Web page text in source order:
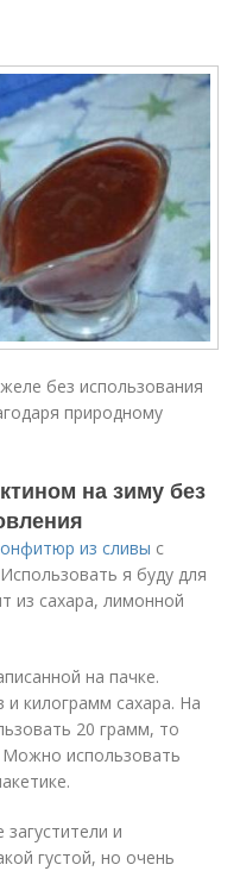
без использования
природному
на зиму без
из сливы с
я буду для
из сахара, лимонной
на пачке.
килограмм сахара. На
20 грамм, то
Можно использовать
и
густой, но очень